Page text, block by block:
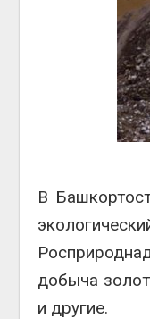
В
добыча
и другие.
Авг 6, 2026
Авг 6, 2026